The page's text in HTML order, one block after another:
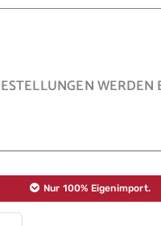
WERDEN
Nur 100% Eigenimport.